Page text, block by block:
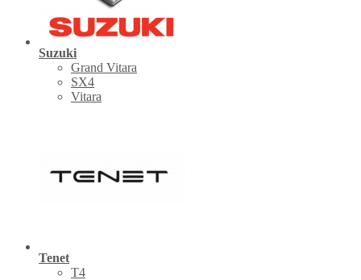
Suzuki
Grand Vitara
SX4
Vitara
Tenet
Т4